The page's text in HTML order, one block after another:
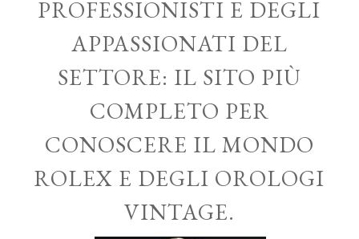
PROFESSIONISTI E DEGLI
APPASSIONATI DEL
SETTORE: IL SITO PIÙ
COMPLETO PER
CONOSCERE IL MONDO
ROLEX E DEGLI OROLOGI
VINTAGE.